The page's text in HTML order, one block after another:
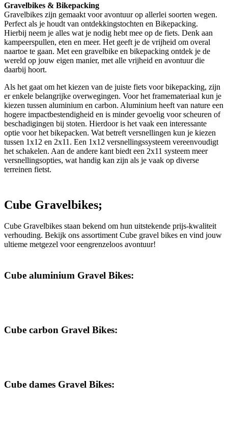
Gravelbikes & Bikepacking
Gravelbikes zijn gemaakt voor avontuur op allerlei soorten wegen.
Perfect als je houdt van ontdekkingstochten en Bikepacking.
Hierbij neem je alles wat je nodig hebt mee op de fiets. Denk aan
kampeerspullen, eten en meer. Het geeft je de vrijheid om overal
naartoe te gaan. Met een gravelbike en bikepacking ontdek je de
wereld op jouw eigen manier, met alle vrijheid en avontuur die
daarbij hoort.
Als het gaat om het kiezen van de juiste fiets voor bikepacking, zijn
er enkele belangrijke overwegingen. Voor het framemateriaal kun je
kiezen tussen aluminium en carbon. Aluminium heeft van nature een
hogere impactbestendigheid en is minder gevoelig voor scheuren of
beschadigingen bij stoten. Hierdoor is het vaak een interessante
optie voor het bikepacken. Wat betreft versnellingen kun je kiezen
tussen 1x12 en 2x11. Een 1x12 versnellingssysteem vereenvoudigt
het schakelen. Aan de andere kant biedt een 2x11 systeem meer
versnellingsopties, wat handig kan zijn als je vaak op diverse
terreinen fietst.
Cube Gravelbikes;
Cube Gravelbikes staan bekend om hun uitstekende prijs-kwaliteit
verhouding. Bekijk ons assortiment Cube gravel bikes en vind jouw
ultieme metgezel voor eengrenzeloos avontuur!
Cube aluminium Gravel Bikes:
Cube carbon Gravel Bikes:
Cube dames Gravel Bikes: